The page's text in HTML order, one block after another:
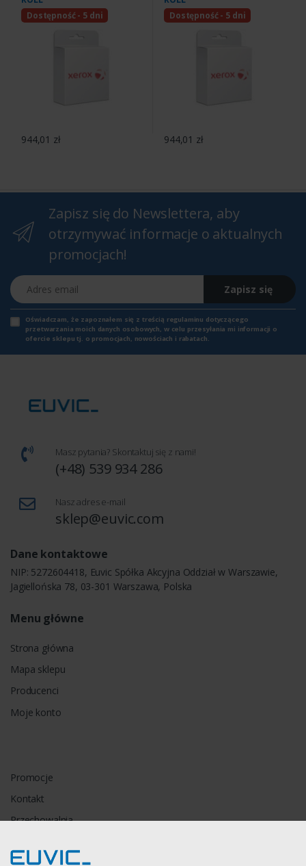
Dostępność - 5 dni
944,01 zł
Dostępność - 5 dni
944,01 zł
Zapisz się do Newslettera, aby
otrzymywać informacje o aktualnych
promocjach!
Adres email
Zapisz się
Oświadczam, że zapoznałem się z treścią regulaminu dotyczącego
przetwarzania moich danych osobowych, w celu przesyłania mi informacji o
ofercie sklepu tj. o promocjach, nowościach i rabatach.
Masz pytania? Skontaktuj się z nami!
(+48) 539 934 286
Nasz adres e-mail
sklep@euvic.com
Dane kontaktowe
NIP: 5272604418, Euvic Spółka Akcyjna Oddział w Warszawie,
Jagiellońska 78, 03-301 Warszawa, Polska
Menu główne
Strona główna
Mapa sklepu
Producenci
Moje konto
Promocje
Kontakt
Przechowalnia